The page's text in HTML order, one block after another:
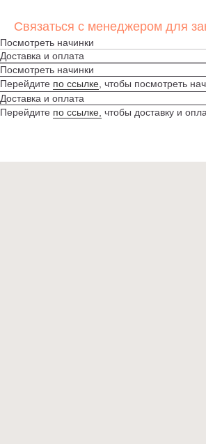
Связаться с менеджером для
Посмотреть начинки
Доставка и оплата
Посмотреть начинки
Перейдите по ссылке , чтобы посмотреть
Доставка и оплата
Перейдите по ссылке, чтобы доставку и
лактозы? — Пожалуйста. Просто скажите о
своих предпочтениях. И конечно, отрисуем
по Вашему описанию и воплотим любые
пожелания в торте.
ИНДИВИДУАЛЬНЫЙ ЗАКАЗ